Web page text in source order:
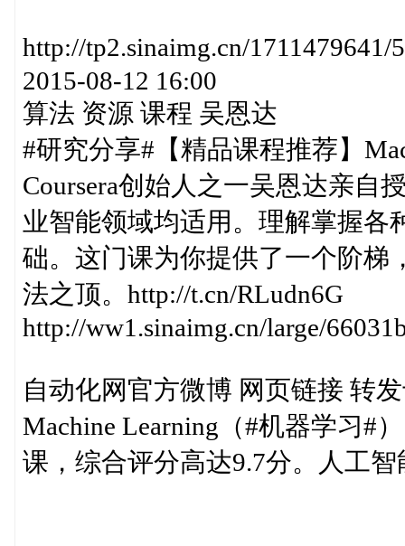
http://tp2.sinaimg.cn/
2015-08-12 16:00
算法 资源 课程 吴恩达
#研究分享#【精品课程推荐】
Coursera创始人之一吴恩达亲自
业智能领域均适用。理解掌握各
础。这门课为你提供了一个阶梯
法之顶。http://t.cn/RLudn6G
http://ww1.sinaimg.cn/large/
自动化网官方微博 网页链接 转
Machine Learning（#机器学习#
课，综合评分高达9.7分。人工